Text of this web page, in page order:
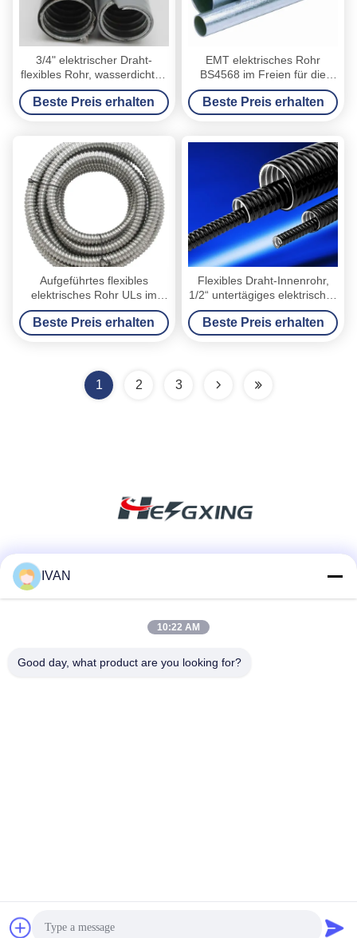
3/4" elektrischer Draht-
flexibles Rohr, wasserdichtes
flexibles Stahlrohr Eco
freundlich
Beste Preis erhalten
EMT elektrisches Rohr
BS4568 im Freien für die
durchgehende elektrische
Verdrahtung wasserdicht
Beste Preis erhalten
Aufgeführtes flexibles
elektrisches Rohr ULs im
Freien, versiegeln festes
flexibles Rohr
Beste Preis erhalten
Flexibles Draht-Innenrohr,
1/2“ untertägiges elektrisches
Leitungsrohr
Beste Preis erhalten
1 2 3
Urheberrecht © 2018-2026 YUYAO HENGXING PIPE CO.,LTD -
Alle. Alle Rechte vorbehalten.
IVAN
10:22 AM
Good day, what product are you looking for?